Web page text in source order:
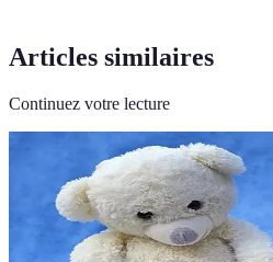
Articles similaires
Continuez votre lecture